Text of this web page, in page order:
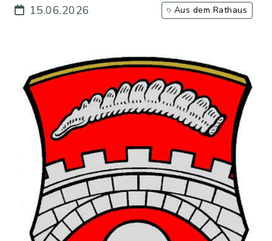
15.06.2026 Aus dem Rathaus